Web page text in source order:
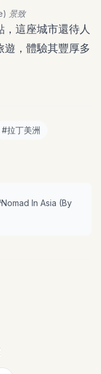
景致
這座城市還待人
，體驗其豐厚多
#拉丁美洲
Nomad In Asia (By